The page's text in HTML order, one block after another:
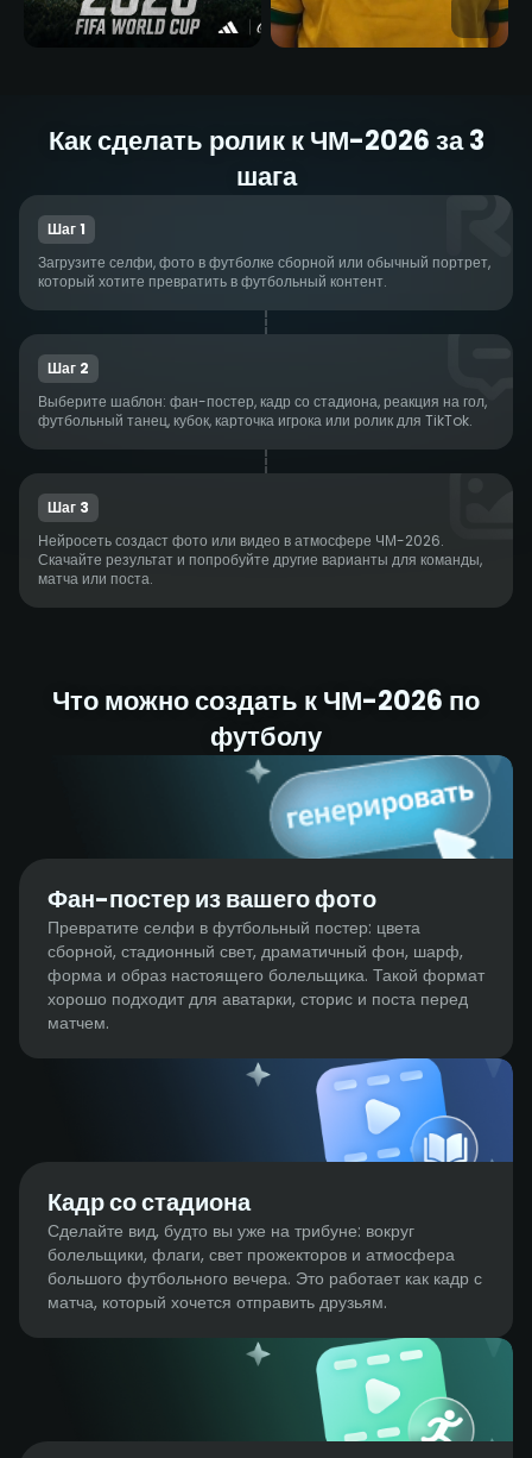
Как сделать ролик к ЧМ-2026 за 3
шага
Шаг 1
Загрузите селфи, фото в футболке сборной или обычный портрет,
который хотите превратить в футбольный контент.
Шаг 2
Выберите шаблон: фан-постер, кадр со стадиона, реакция на гол,
футбольный танец, кубок, карточка игрока или ролик для TikTok.
Шаг 3
Нейросеть создаст фото или видео в атмосфере ЧМ-2026.
Скачайте результат и попробуйте другие варианты для команды,
матча или поста.
Что можно создать к ЧМ-2026 по
футболу
Фан-постер из вашего фото
Превратите селфи в футбольный постер: цвета
сборной, стадионный свет, драматичный фон, шарф,
форма и образ настоящего болельщика. Такой формат
хорошо подходит для аватарки, сторис и поста перед
матчем.
Кадр со стадиона
Сделайте вид, будто вы уже на трибуне: вокруг
болельщики, флаги, свет прожекторов и атмосфера
большого футбольного вечера. Это работает как кадр с
матча, который хочется отправить друзьям.